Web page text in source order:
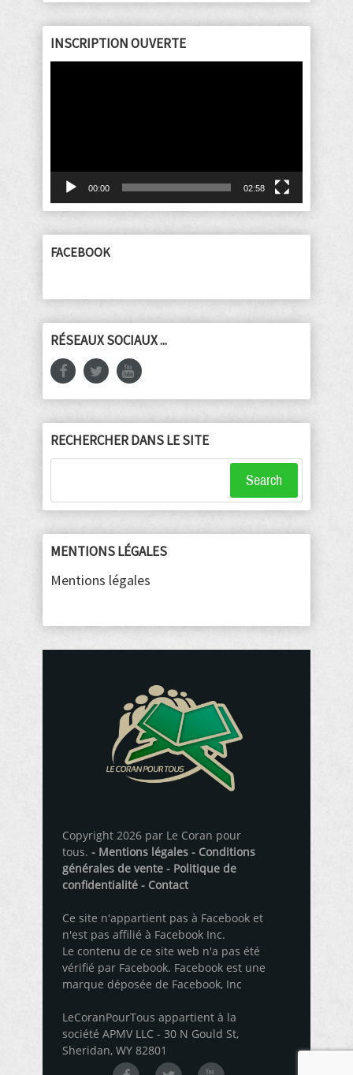
INSCRIPTION OUVERTE
00:00 02:58
FACEBOOK
RÉSEAUX SOCIAUX ...
RECHERCHER DANS LE SITE
Search
MENTIONS LÉGALES
Mentions légales
Copyright 2026 par Le Coran pour
tous. - Mentions légales - Conditions
générales de vente - Politique de
confidentialité - Contact
Ce site n'appartient pas à Facebook et
n'est pas affilié à Facebook Inc.
Le contenu de ce site web n'a pas été
vérifié par Facebook. Facebook est une
marque déposée de Facebook, Inc
LeCoranPourTous appartient à la
société APMV LLC - 30 N Gould St,
Sheridan, WY 82801